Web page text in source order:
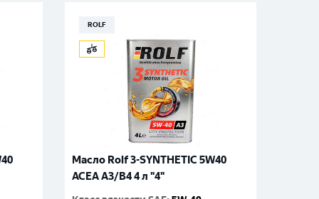
ROLF
Масло Rolf 3-SYNTHETIC 5W40
ACEA A3/B4 4 л "4"